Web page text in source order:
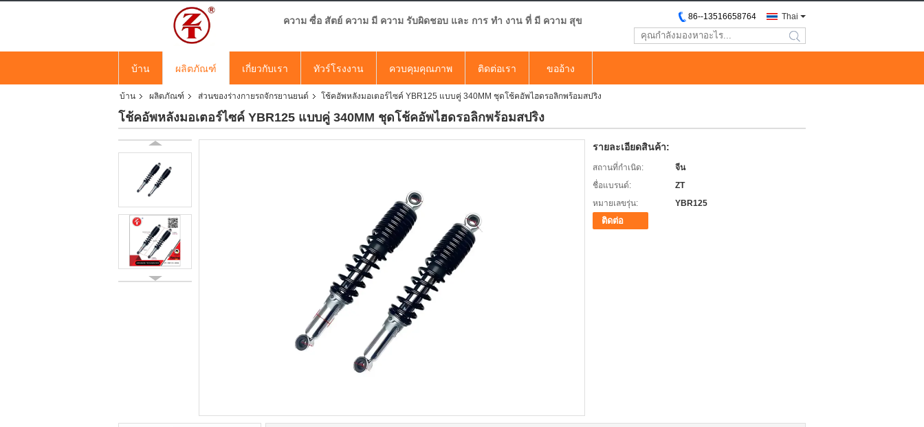
ความ ซื่อ สัตย์ ความ มี ความ รับผิดชอบ และ การ ทํา งาน ที่ มี ความ สุข Thai
86--13516658764
search
บ้าน ผลิตภัณฑ์ เกี่ยวกับเรา ทัวร์โรงงาน ควบคุมคุณภาพ ติดต่อเรา ขออ้าง
บ้าน ผลิตภัณฑ์ ส่วนของร่างกายรถจักรยานยนต์ โช้คอัพหลังมอเตอร์ไซค์ YBR125 แบบคู่ 340MM ชุดโช้คอัพไฮดรอลิกพร้อมสปริง
โช้คอัพหลังมอเตอร์ไซค์ YBR125 แบบคู่ 340MM ชุดโช้คอัพไฮดรอลิกพร้อมสปริง
รายละเอียดสินค้า:
สถานที่กำเนิด:
จีน
ชื่อแบรนด์:
ZT
หมายเลขรุ่น:
YBR125
ติดต่อ